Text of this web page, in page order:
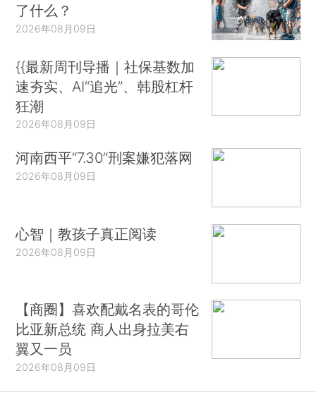
了什么？
2026年08月09日
{{最新周刊导播｜社保基数加
速夯实、AI“追光”、韩股杠杆
狂潮
2026年08月09日
河南西平“7.30”刑案嫌犯落网
2026年08月09日
心智｜教孩子真正阅读
2026年08月09日
【商圈】喜欢配戴名表的哥伦
比亚新总统 商人出身拉美右
翼又一员
2026年08月09日